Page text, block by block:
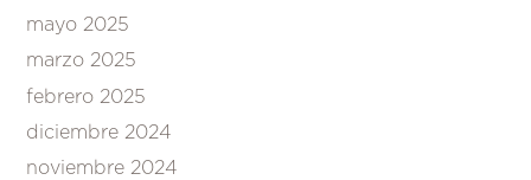
mayo 2025
marzo 2025
febrero 2025
diciembre 2024
noviembre 2024